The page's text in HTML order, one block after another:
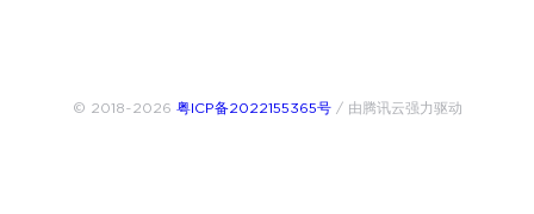
© 2018~2026 粤ICP备2022155365号/ 由腾讯云强力驱动